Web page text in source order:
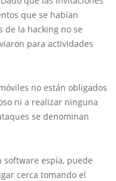
que se habían
de la hacking no se
para actividades
no están obligados
ni a realizar ninguna
se denominan
software espía, puede
cerca tomando el